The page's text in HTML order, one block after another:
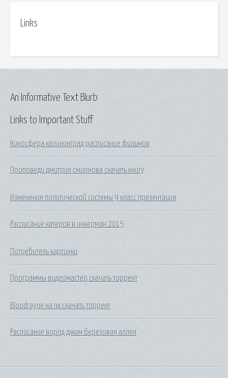
Links
Links to Important Stuff
Киносфера калининград расписание фильмов
Проповеди дмитрия смирнова скачать книгу
Изменения политической системы 9 класс презентация
Расписание катеров в инкерман 2015
Потребитель картинки
Программы видеомастер скачать торрент
Bloodrayne на пк скачать торрент
Расписание ворлд джим березовая аллея
An Informative Text Blurb